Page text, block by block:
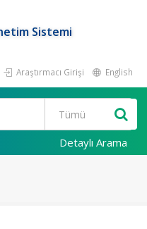
Sistemi
Araştırmacı Girişi English
Detaylı Arama